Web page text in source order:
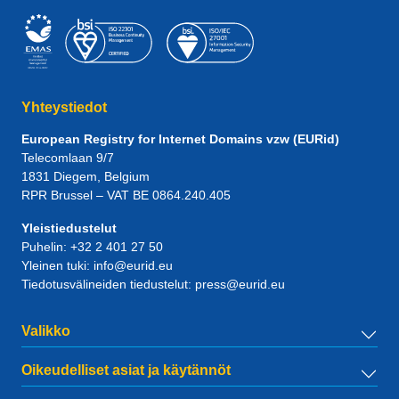
Yhteystiedot
European Registry for Internet Domains vzw (EURid)
Telecomlaan 9/7
1831 Diegem , Belgium
RPR Brussel – VAT BE 0864.240.405
Yleistiedustelut
Puhelin: +32 2 401 27 50
Yleinen tuki: info@eurid.eu
Tiedotusvälineiden tiedustelut: press@eurid.eu
Valikko
Oikeudelliset asiat ja käytännöt